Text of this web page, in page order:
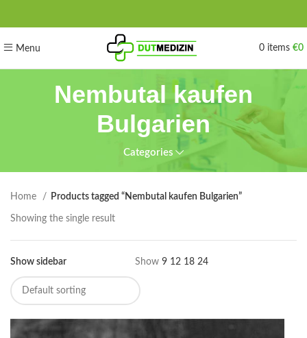
Menu 0 items €0
Nembutal kaufen
Bulgarien
Categories
Home Products tagged “Nembutal kaufen Bulgarien”
Showing the single result
Show sidebar Show 9 12 18 24